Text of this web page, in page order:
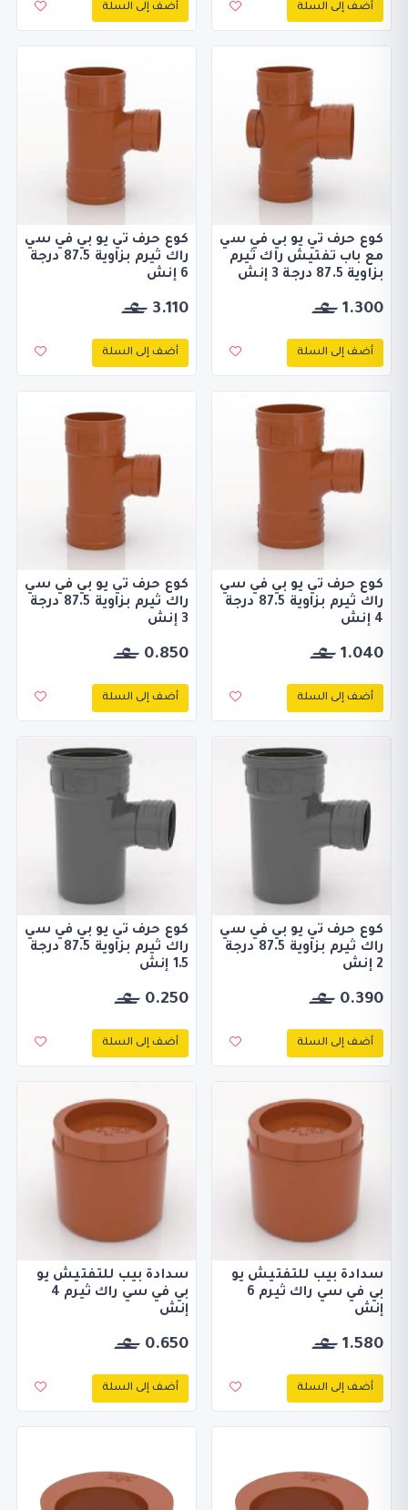
أضف إلى السلة أضف إلى السلة
كوع حرف تي يو بي في سي
مع باب تفتيش راك ثيرم
بزاوية 87.5 درجة 3 إنش
1.300
أضف إلى السلة
كوع حرف تي يو بي في سي
راك ثيرم بزاوية 87.5 درجة
6 إنش
3.110
أضف إلى السلة
كوع حرف تي يو بي في سي
راك ثيرم بزاوية 87.5 درجة
4 إنش
1.040
أضف إلى السلة
كوع حرف تي يو بي في سي
راك ثيرم بزاوية 87.5 درجة
3 إنش
0.850
أضف إلى السلة
كوع حرف تي يو بي في سي
راك ثيرم بزاوية 87.5 درجة
2 إنش
0.390
أضف إلى السلة
كوع حرف تي يو بي في سي
راك ثيرم بزاوية 87.5 درجة
1.5 إنش
0.250
أضف إلى السلة
سدادة بيب للتفتيش يو
بي في سي راك ثيرم 6
إنش
1.580
أضف إلى السلة
سدادة بيب للتفتيش يو
بي في سي راك ثيرم 4
إنش
0.650
أضف إلى السلة